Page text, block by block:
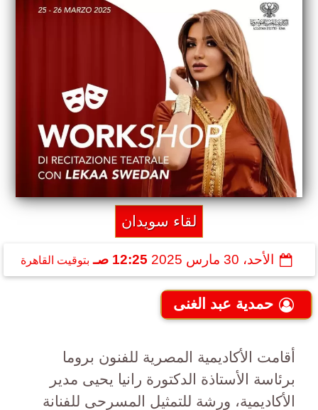
لقاء سويدان
الأحد، 30 مارس 2025 12:25 صـ بتوقيت القاهرة
حمدية عبد الغنى
أقامت الأكاديمية المصرية للفنون بروما
برئاسة الأستاذة الدكتورة رانيا يحيى مدير
الأكاديمية، ورشة للتمثيل المسرحى للفنانة